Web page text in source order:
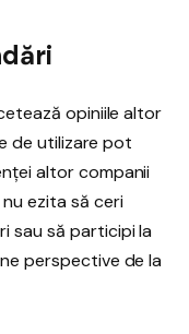
opiniile altor
de utilizare pot
altor companii
ezita să ceri
sau să participi la
perspective de la